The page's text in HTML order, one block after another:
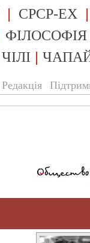
| СРСР-EX
ФІЛОСОФІЯ
ЧІЛІ |
Редакція